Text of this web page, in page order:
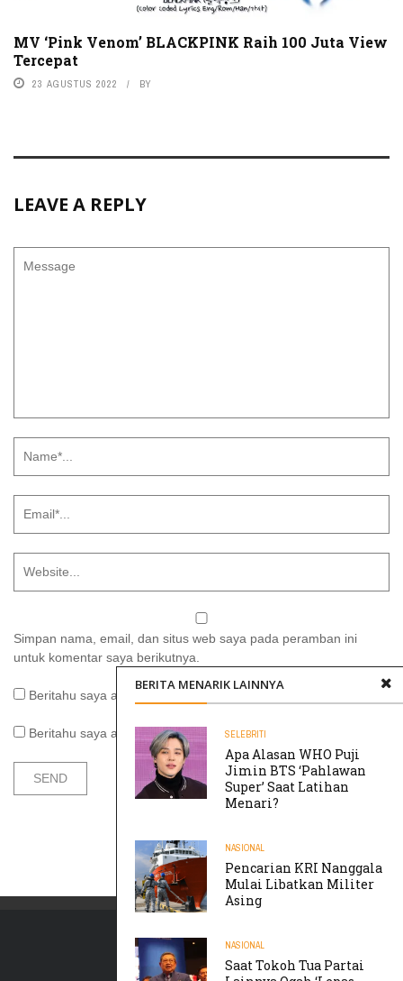
MV ‘Pink Venom’ BLACKPINK Raih 100 Juta View
Tercepat
23 AGUSTUS 2022 BY
LEAVE A REPLY
Simpan nama, email, dan situs web saya pada peramban ini
untuk komentar saya berikutnya.
Beritahu saya akan tindak lanjut komentar melalui surel.
Beritahu saya akan tulisan baru melalui surel.
BERITA MENARIK LAINNYA
SELEBRITI
Apa Alasan WHO Puji
Jimin BTS ‘Pahlawan
Super’ Saat Latihan
Menari?
NASIONAL
Pencarian KRI Nanggala
Mulai Libatkan Militer
Asing
NASIONAL
Saat Tokoh Tua Partai